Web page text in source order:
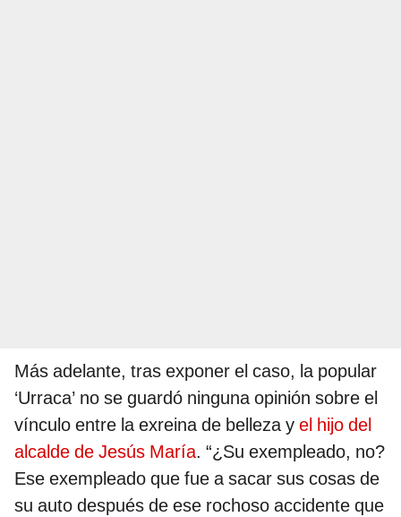
Más adelante, tras exponer el caso, la popular
‘Urraca’ no se guardó ninguna opinión sobre el
vínculo entre la exreina de belleza y el hijo del
alcalde de Jesús María. “¿Su exempleado, no?
Ese exempleado que fue a sacar sus cosas de
su auto después de ese rochoso accidente que